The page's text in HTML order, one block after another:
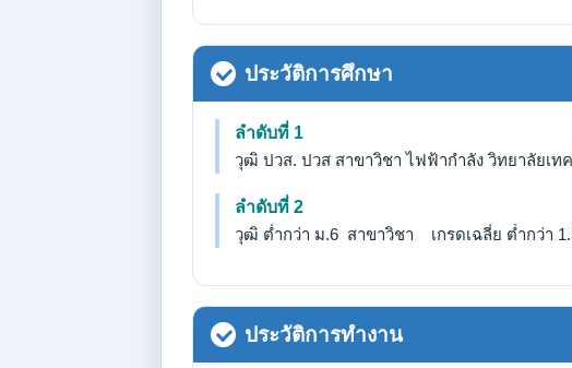
ประวัติการศึกษา
ลำดับที่ 1
วุฒิ ปวส. ปวส สาขาวิชา ไฟฟ้ากำลัง วิทยาลัยเท
ลำดับที่ 2
วุฒิ ต่ำกว่า ม.6 สาขาวิชา เกรดเฉลี่ย ต่ำกว่า
ประวัติการทำงาน